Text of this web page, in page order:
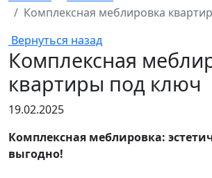
Комплексная меблировка
Вернуться назад
Комплексная
квартиры под ключ
19.02.2025
Комплексная меблировка:
выгодно!